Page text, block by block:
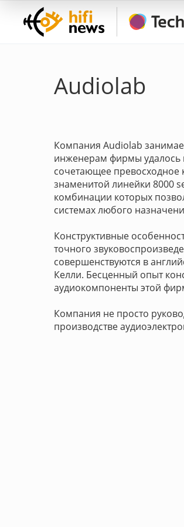
Audiolab
Компания Audiolab
инженерам фирмы удалось
сочетающее превосходное
знаменитой линейки 8000
комбинации которых
системах любого
Конструктивные
точного
совершенствуются в
Келли. Бесценный опыт
аудиокомпоненты этой
Компания не просто
производстве